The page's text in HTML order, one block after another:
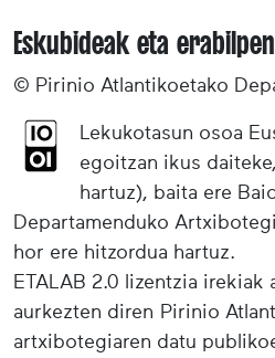
Eskubideak eta
© Pirinio Atlantikoetako
Lekukotasun osoa
egoitzan ikus
hartuz), baita ere
Departamenduko
hor ere hitzordua hartuz.
ETALAB 2.0 lizentzia irekiak
aurkezten diren Pirinio
artxibotegiaren datu